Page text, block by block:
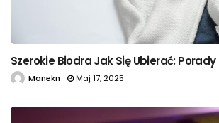
Szerokie Biodra Jak Się Ubierać:
Manekn Maj 17, 2025